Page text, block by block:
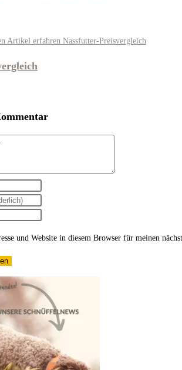
und Website in diesem Browser für meinen